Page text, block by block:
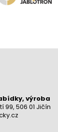
výroba
506 01 Jičín